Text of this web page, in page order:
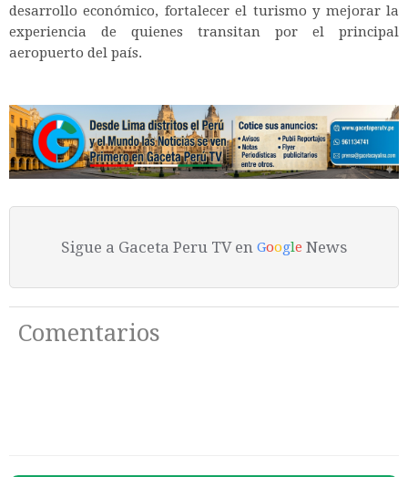
desarrollo económico, fortalecer el turismo y mejorar la
experiencia de quienes transitan por el principal
aeropuerto del país.
Sigue a Gaceta Peru TV en Google News
Comentarios